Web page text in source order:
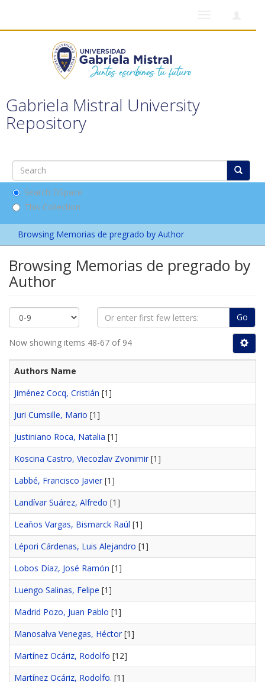
Gabriela Mistral University
Repository
Search DSpace
This Collection
Browsing Memorias de pregrado by Author
Browsing Memorias de pregrado by
Author
Go
Now showing items 48-67 of 94
Authors Name
Jiménez Cocq, Cristián [1]
Juri Cumsille, Mario [1]
Justiniano Roca, Natalia [1]
Koscina Castro, Viecozlav Zvonimir[1]
Labbé, Francisco Javier[1]
Landívar Suárez, Alfredo [1]
Leaños Vargas, Bismarck Raúl [1]
Lépori Cárdenas, Luis Alejandro [1]
Lobos Díaz, José Ramón [1]
Luengo Salinas, Felipe [1]
Madrid Pozo, Juan Pablo [1]
Manosalva Venegas, Héctor[1]
Martínez Ocáriz, Rodolfo [12]
Martínez Ocáriz, Rodolfo. [1]